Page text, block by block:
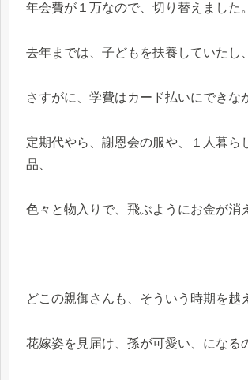
年会費が１万なので、切り替えました。
去年までは、子どもを扶養していたし、
さすがに、学費はカード払いにできな
定期代やら、謝恩会の服や、１人暮ら
品、
色々と物入りで、飛ぶようにお金が消
どこの親御さんも、そういう時期を越
花嫁姿を見届け、孫が可愛い、になる